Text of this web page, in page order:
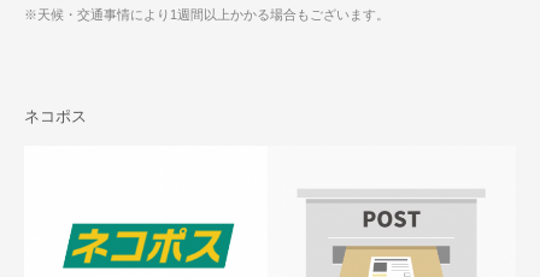
※天候・交通事情により1週間以上かかる場合もございます。
ネコポス